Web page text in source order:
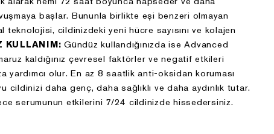
başlar. Bununla birlikte eşi benzeri olmayan
cildinizdeki yeni hücre sayısını ve kolajen
KULLANIM:Gündüz kullandığınızda ise Advanced
kaldığınız çevresel faktörler ve negatif etkileri
yardımcı olur. En az 8 saatlik anti-oksidan koruması
cildinizi daha genç, daha sağlıklı ve daha aydınlık tutar.
serumunun etkilerini 7/24 cildinizde hissedersiniz.
da sendika üyeliği, sağlık, cinsel hayat, ceza mahkûmiyeti
ve güvenlik tedbirleriyle ilgili verileri ile biyometrik ve
genetik verileri (“Özel Nitelikli Kişisel Veri”) ifade eder. Bu
kapsamda Kişisel Veri tanımı Özel Nitelikli Kişisel Verilerinizi
de kapsamaktadır.
2. Kişisel Verilerin Toplanma